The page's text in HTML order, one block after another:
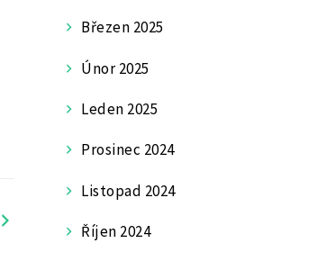
Březen 2025
Únor 2025
Leden 2025
Prosinec 2024
Listopad 2024
Říjen 2024